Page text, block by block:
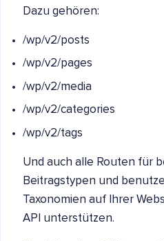
Dazu gehören:
/wp/v2/posts
/wp/v2/pages
/wp/v2/media
/wp/v2/categories
/wp/v2/tags
Und auch alle Routen für
Beitragstypen und
Taxonomien auf Ihrer
API unterstützen.